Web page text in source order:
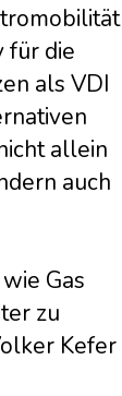
für die
als VDI
allein
auch
Gas
zu
Kefer